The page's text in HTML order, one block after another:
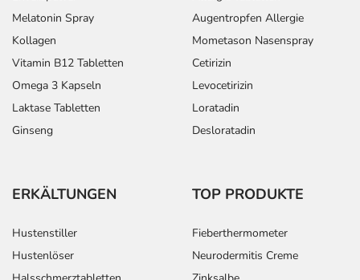
Melatonin Spray
Kollagen
Vitamin B12 Tabletten
Omega 3 Kapseln
Laktase Tabletten
Ginseng
Augentropfen Allergie
Mometason Nasenspray
Cetirizin
Levocetirizin
Loratadin
Desloratadin
ERKÄLTUNGEN
Hustenstiller
Hustenlöser
TOP PRODUKTE
Fieberthermometer
Neurodermitis Creme